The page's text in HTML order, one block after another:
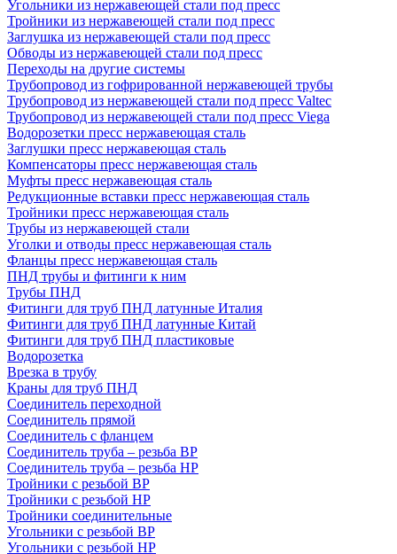
Угольники из нержавеющей стали под пресс
Тройники из нержавеющей стали под пресс
Заглушка из нержавеющей стали под пресс
Обводы из нержавеющей стали под пресс
Переходы на другие системы
Трубопровод из гофрированной нержавеющей трубы
Трубопровод из нержавеющей стали под пресс Valtec
Трубопровод из нержавеющей стали под пресс Viega
Водорозетки пресс нержавеющая сталь
Заглушки пресс нержавеющая сталь
Компенсаторы пресс нержавеющая сталь
Муфты пресс нержавеющая сталь
Редукционные вставки пресс нержавеющая сталь
Тройники пресс нержавеющая сталь
Трубы из нержавеющей стали
Уголки и отводы пресс нержавеющая сталь
Фланцы пресс нержавеющая сталь
ПНД трубы и фитинги к ним
Трубы ПНД
Фитинги для труб ПНД латунные Италия
Фитинги для труб ПНД латунные Китай
Фитинги для труб ПНД пластиковые
Водорозетка
Врезка в трубу
Краны для труб ПНД
Соединитель переходной
Соединитель прямой
Соединитель с фланцем
Соединитель труба – резьба ВР
Соединитель труба – резьба НР
Тройники с резьбой ВР
Тройники с резьбой НР
Тройники соединительные
Угольники с резьбой ВР
Угольники с резьбой НР